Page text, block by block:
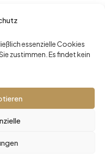
essenzielle Cookies
zustimmen. Es findet kein